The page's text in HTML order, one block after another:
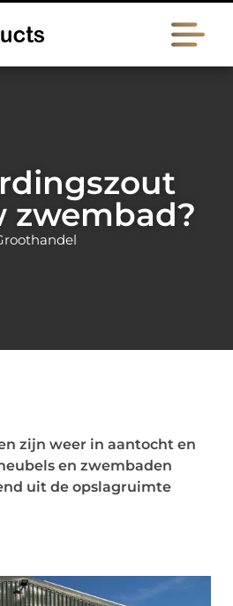
zwembad?
zijn weer in aantocht en
en zwembaden
uit de opslagruimte